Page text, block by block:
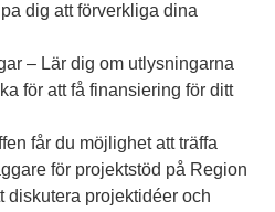
dig att förverkliga dina
– Lär dig om utlysningarna
för att få finansiering för ditt
får du möjlighet att träffa
för projektstöd på Region
diskutera projektidéer och